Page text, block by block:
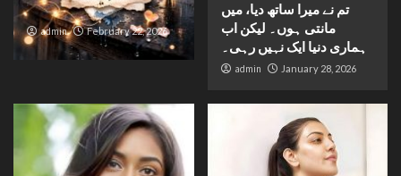
Waiting for sunshine
admin February 22, 2026
تم نے میرا ساتھ دیا، میں
مانتی ہوں۔ لیکن اب
ہماری دنیا ایک نہیں رہی۔
admin January 28, 2026